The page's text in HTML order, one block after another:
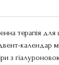
терапія
календар
з